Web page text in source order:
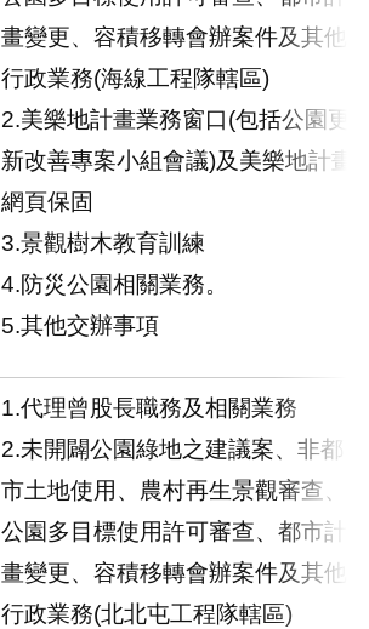
畫變更、容積移轉會辦案件及其他
行政業務(海線工程隊轄區)
2.美樂地計畫業務窗口(包括公園更
新改善專案小組會議)及美樂地計畫
網頁保固
3.景觀樹木教育訓練
4.防災公園相關業務。
5.其他交辦事項
1.代理曾股長職務及相關業務
2.未開闢公園綠地之建議案、非都
市土地使用、農村再生景觀審查、
公園多目標使用許可審查、都市計
畫變更、容積移轉會辦案件及其他
行政業務(北北屯工程隊轄區)